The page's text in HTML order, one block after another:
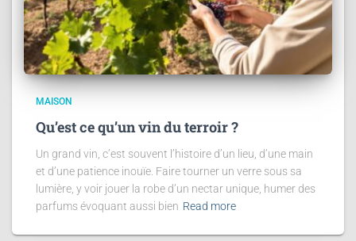
MAISON
Qu’est ce qu’un vin du terroir ?
Un grand vin, c’est souvent l’histoire d’un lieu, d’une main
et d’une patience inouïe. Faire tourner un verre sous sa
lumière, y voir jouer la robe d’un nectar unique, humer des
parfums évoquant aussi bien Read more